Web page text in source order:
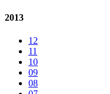
2013
12
11
10
09
08